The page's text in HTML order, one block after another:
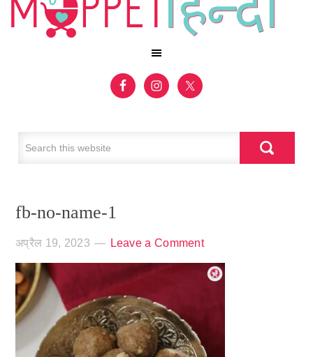
fb-no-name-1
अप्रैल 19, 2023 Leave a Comment